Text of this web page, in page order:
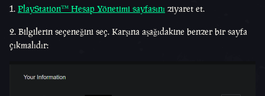
1. PlayStation™ Hesap Yönetimi sayfasını ziyaret et.
2. Bilgilerin seçeneğini seç. Karşına aşağıdakine benzer bir sayfa
çıkmalıdır: